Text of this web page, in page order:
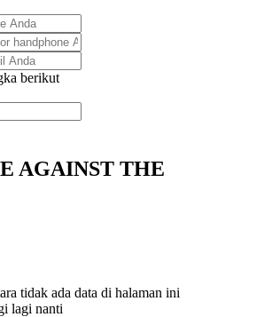
berikut
AGAINST THE
tidak ada data di halaman ini
lagi nanti